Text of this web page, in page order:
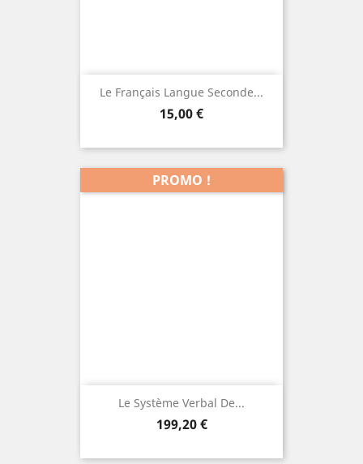
Le Français Langue Seconde...
Prix
15,00 €
Le Système Verbal De...
Prix
199,20 €
PROMO !